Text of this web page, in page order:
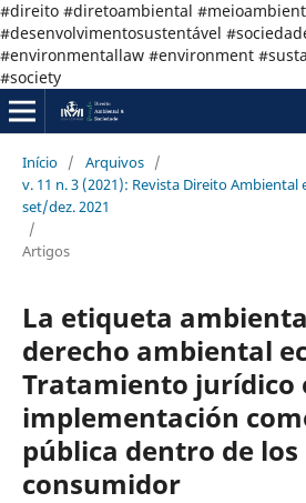
#direito #diretoambiental
#desenvolvimentosustentável
#environmentallaw #environment
#society
Início / Arquivos /
v. 11 n. 3 (2021): Revista Direito Ambiental
set/dez. 2021
/
Artigos
La etiqueta
derecho ambiental
Tratamiento jurídico
implementación
pública dentro de los
consumidor